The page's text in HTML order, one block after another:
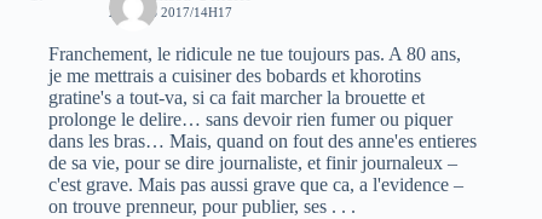
2 MARS 2017/14H17
Franchement, le ridicule ne tue toujours pas. A 80 ans,
je me mettrais a cuisiner des bobards et khorotins
gratine's a tout-va, si ca fait marcher la brouette et
prolonge le delire… sans devoir rien fumer ou piquer
dans les bras… Mais, quand on fout des anne'es entieres
de sa vie, pour se dire journaliste, et finir journaleux –
c'est grave. Mais pas aussi grave que ca, a l'evidence –
on trouve prenneur, pour publier, ses . . .